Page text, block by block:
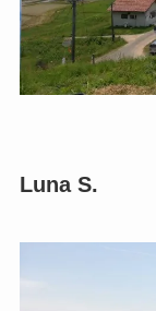
Luna S.